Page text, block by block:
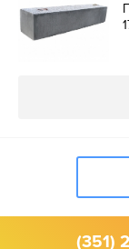
(351)